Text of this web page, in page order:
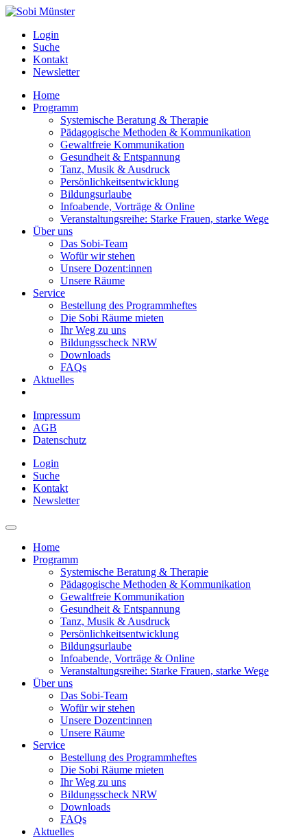
Login
Suche
Kontakt
Newsletter
Home
Programm
Systemische Beratung & Therapie
Pädagogische Methoden & Kommunikation
Gewaltfreie Kommunikation
Gesundheit & Entspannung
Tanz, Musik & Ausdruck
Persönlichkeitsentwicklung
Bildungsurlaube
Infoabende, Vorträge & Online
Veranstaltungsreihe: Starke Frauen, starke Wege
Über uns
Das Sobi-Team
Wofür wir stehen
Unsere Dozent:innen
Unsere Räume
Service
Bestellung des Programmheftes
Die Sobi Räume mieten
Ihr Weg zu uns
Bildungsscheck NRW
Downloads
FAQs
Aktuelles
Impressum
AGB
Datenschutz
Login
Suche
Kontakt
Newsletter
Home
Programm
Systemische Beratung & Therapie
Pädagogische Methoden & Kommunikation
Gewaltfreie Kommunikation
Gesundheit & Entspannung
Tanz, Musik & Ausdruck
Persönlichkeitsentwicklung
Bildungsurlaube
Infoabende, Vorträge & Online
Veranstaltungsreihe: Starke Frauen, starke Wege
Über uns
Das Sobi-Team
Wofür wir stehen
Unsere Dozent:innen
Unsere Räume
Service
Bestellung des Programmheftes
Die Sobi Räume mieten
Ihr Weg zu uns
Bildungsscheck NRW
Downloads
FAQs
Aktuelles